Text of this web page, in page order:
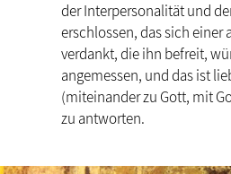
der Interpersonalität und
erschlossen, das sich einer
verdankt, die ihn befreit,
angemessen, und das ist
(miteinander zu Gott, mit
zu antworten.